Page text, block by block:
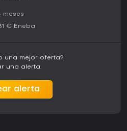
meses
€ Eneba
una mejor oferta?
una alerta.
alerta